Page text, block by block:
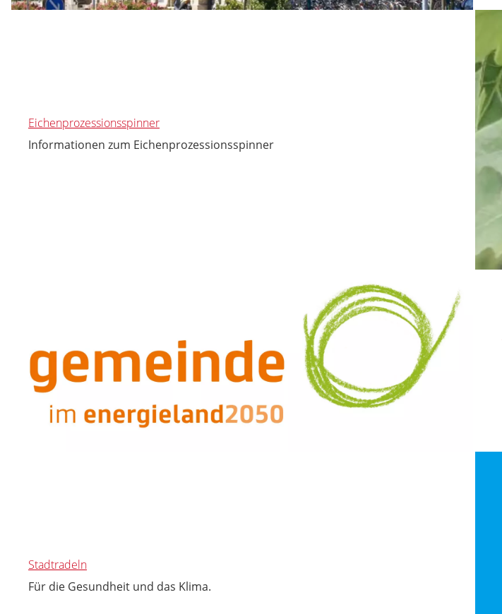
Eichenprozessionsspinner
Informationen zum Eichenprozessionsspinner
Stadtradeln
Für die Gesundheit und das Klima.